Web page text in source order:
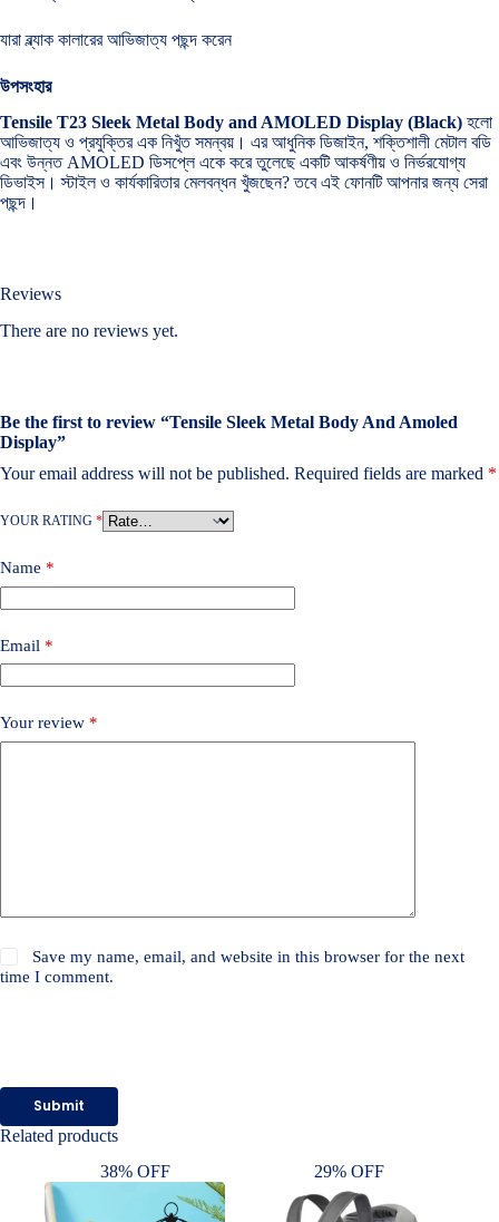
যারা ব্ল্যাক কালারের আভিজাত্য পছন্দ করেন
উপসংহার
Tensile T23 Sleek Metal Body and AMOLED Display (Black) হলো
আভিজাত্য ও প্রযুক্তির এক নিখুঁত সমন্বয়। এর আধুনিক ডিজাইন, শক্তিশালী মেটাল বডি
এবং উন্নত AMOLED ডিসপ্লে একে করে তুলেছে একটি আকর্ষণীয় ও নির্ভরযোগ্য
ডিভাইস। স্টাইল ও কার্যকারিতার মেলবন্ধন খুঁজছেন? তবে এই ফোনটি আপনার জন্য সেরা
পছন্দ।
Reviews
There are no reviews yet.
Be the first to review “Tensile Sleek Metal Body And Amoled
Display”
Your email address will not be published. Required fields are marked *
YOUR RATING *
Name *
Email *
Your review *
Save my name, email, and website in this browser for the next
time I comment.
Submit
Related products
38% OFF
29% OFF